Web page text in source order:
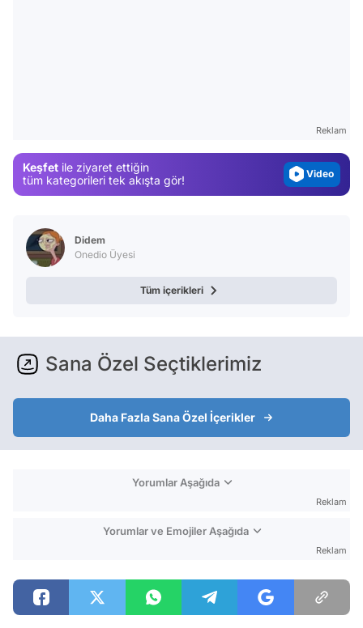
Reklam
Keşfet ile ziyaret ettiğin
tüm kategorileri tek akışta gör!
Video
Didem
Onedio Üyesi
Tüm içerikleri
Sana Özel Seçtiklerimiz
Daha Fazla Sana Özel İçerikler
Yorumlar Aşağıda
Reklam
Yorumlar ve Emojiler Aşağıda
Reklam